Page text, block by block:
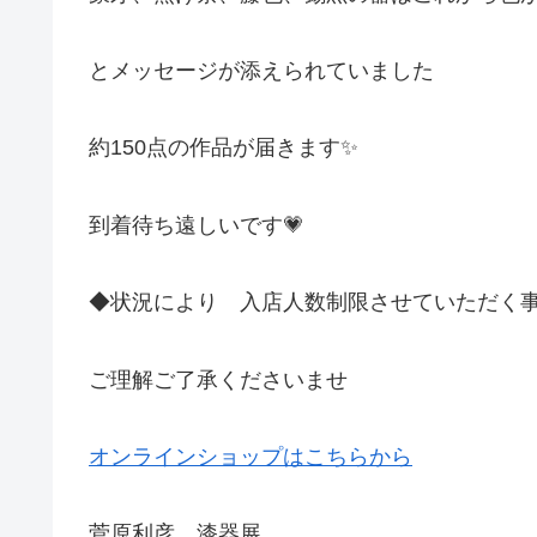
とメッセージが添えられていました
約150点の作品が届きます✨
到着待ち遠しいです💗
◆状況により 入店人数制限させていただく
ご理解ご了承くださいませ
オンラインショップはこちらから